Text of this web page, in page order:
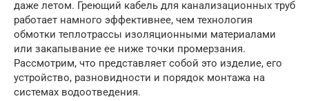
даже летом. Греющий кабель для канализационных труб
работает намного эффективнее, чем технология
обмотки теплотрассы изоляционными материалами
или закапывание ее ниже точки промерзания.
Рассмотрим, что представляет собой это изделие, его
устройство, разновидности и порядок монтажа на
системах водоотведения.